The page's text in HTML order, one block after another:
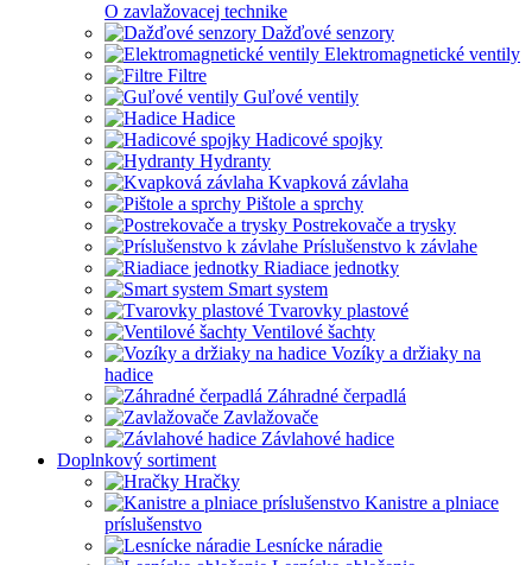
O zavlažovacej technike
Dažďové senzory
Elektromagnetické ventily
Filtre
Guľové ventily
Hadice
Hadicové spojky
Hydranty
Kvapková závlaha
Pištole a sprchy
Postrekovače a trysky
Príslušenstvo k závlahe
Riadiace jednotky
Smart system
Tvarovky plastové
Ventilové šachty
Vozíky a držiaky na
hadice
Záhradné čerpadlá
Zavlažovače
Závlahové hadice
Doplnkový sortiment
Hračky
Kanistre a plniace
príslušenstvo
Lesnícke náradie